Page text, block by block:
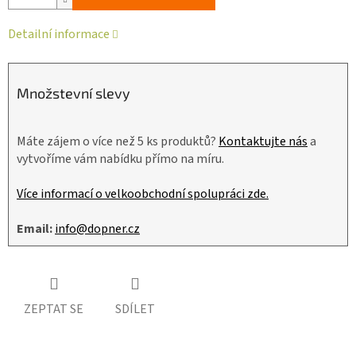
Detailní informace
Množstevní slevy
Máte zájem o více než 5 ks produktů? Kontaktujte nása
vytvoříme vám nabídku přímo na míru.
Více informací o velkoobchodní spolupráci zde.
Email:info@dopner.cz
ZEPTAT SE SDÍLET